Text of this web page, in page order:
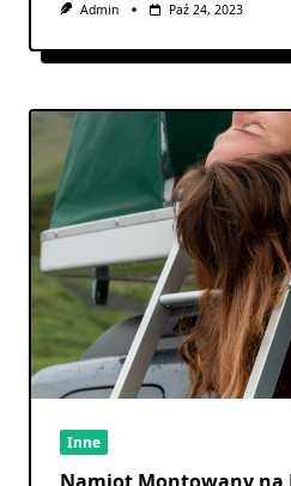
Admin Paź 24, 2023
Inne